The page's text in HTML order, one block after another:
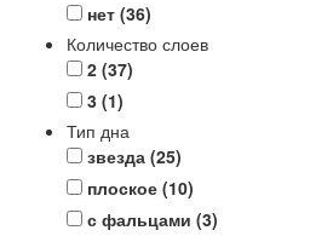
нет (36)
Количество слоев
2 (37)
3 (1)
Тип дна
звезда (25)
плоское (10)
с фальцами (3)